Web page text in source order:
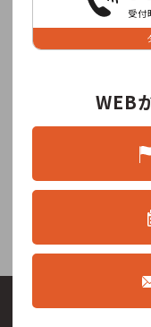
受付
WEB